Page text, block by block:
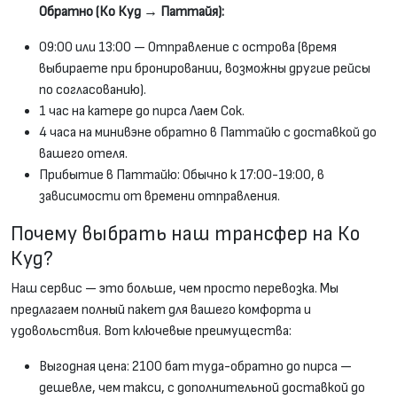
Обратно (Ко Куд → Паттайя):
09:00 или 13:00 — Отправление с острова (время
выбираете при бронировании, возможны другие рейсы
по согласованию).
1 час на катере до пирса Лаем Сок.
4 часа на минивэне обратно в Паттайю с доставкой до
вашего отеля.
Прибытие в Паттайю: Обычно к 17:00-19:00, в
зависимости от времени отправления.
Почему выбрать наш трансфер на Ко
Куд?
Наш сервис — это больше, чем просто перевозка. Мы
предлагаем полный пакет для вашего комфорта и
удовольствия. Вот ключевые преимущества:
Выгодная цена: 2100 бат туда-обратно до пирса —
дешевле, чем такси, с дополнительной доставкой до